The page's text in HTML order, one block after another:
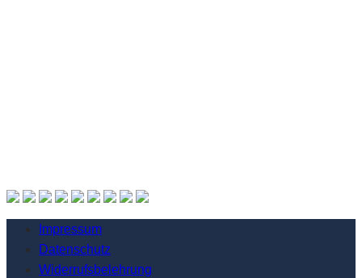
Impressum
Datenschutz
Widerrufsbelehrung